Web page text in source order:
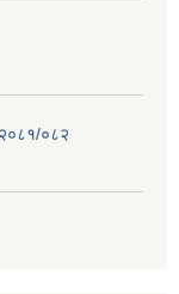
२०८१/०८२